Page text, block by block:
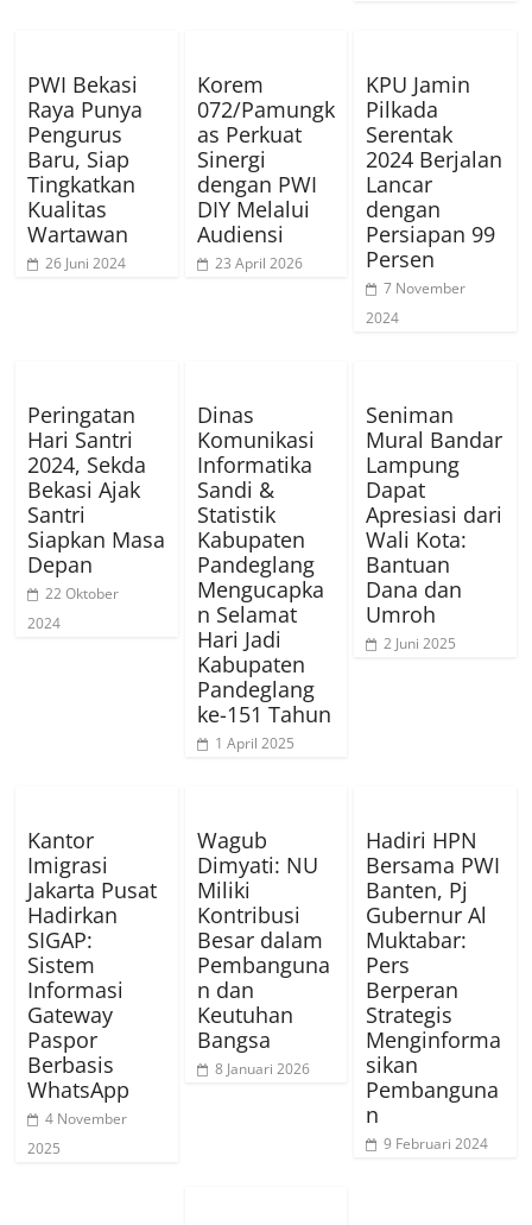
PWI Bekasi
Raya Punya
Pengurus
Baru, Siap
Tingkatkan
Kualitas
Wartawan
26 Juni 2024
Korem
072/Pamungk
as Perkuat
Sinergi
dengan PWI
DIY Melalui
Audiensi
23 April 2026
KPU Jamin
Pilkada
Serentak
2024 Berjalan
Lancar
dengan
Persiapan 99
Persen
7 November
2024
Peringatan
Hari Santri
2024, Sekda
Bekasi Ajak
Santri
Siapkan Masa
Depan
22 Oktober
2024
Dinas
Komunikasi
Informatika
Sandi &
Statistik
Kabupaten
Pandeglang
Mengucapka
n Selamat
Hari Jadi
Kabupaten
Pandeglang
ke-151 Tahun
1 April 2025
Seniman
Mural Bandar
Lampung
Dapat
Apresiasi dari
Wali Kota:
Bantuan
Dana dan
Umroh
2 Juni 2025
Kantor
Imigrasi
Jakarta Pusat
Hadirkan
SIGAP:
Sistem
Informasi
Gateway
Paspor
Berbasis
WhatsApp
4 November
2025
Wagub
Dimyati: NU
Miliki
Kontribusi
Besar dalam
Pembanguna
n dan
Keutuhan
Bangsa
8 Januari 2026
Hadiri HPN
Bersama PWI
Banten, Pj
Gubernur Al
Muktabar:
Pers
Berperan
Strategis
Menginforma
sikan
Pembanguna
n
9 Februari 2024